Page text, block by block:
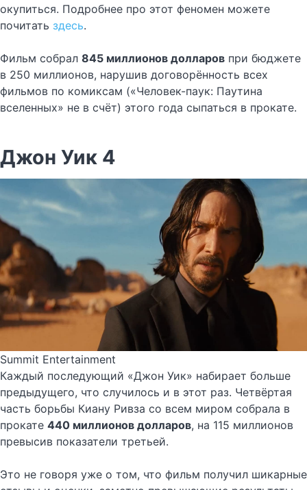
окупиться. Подробнее про этот феномен можете
почитать здесь.
Фильм собрал 845 миллионов долларов при бюджете
в 250 миллионов, нарушив договорённость всех
фильмов по комиксам («Человек-паук: Паутина
вселенных» не в счёт) этого года сыпаться в прокате.
Джон Уик 4
Summit Entertainment
Каждый последующий «Джон Уик» набирает больше
предыдущего, что случилось и в этот раз. Четвёртая
часть борьбы Киану Ривза со всем миром собрала в
прокате 440 миллионов долларов, на 115 миллионов
превысив показатели третьей.
Это не говоря уже о том, что фильм получил шикарные